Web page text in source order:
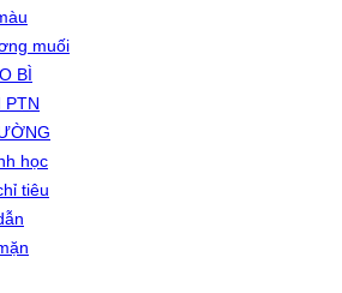
muối
BÌ
PTN
học
tiêu